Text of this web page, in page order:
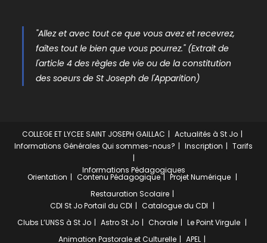
"Allez et avec tout ce que vous avez et recevrez,
faîtes tout le bien que vous pourrez." (Extrait de
l'article 4 des règles de vie ou de la constitution
des soeurs de St Joseph de l'Apparition)
COLLEGE ET LYCEE SAINT JOSEPH GAILLAC
Actualités à St Jo
Informations Générales Qui sommes-nous? Inscription Tarifs
Informations Pédagogiques
Orientation Contenu Pédagogique
Projet Numérique
Restauration Scolaire
CDI St Jo Portail du CDI
Catalogue du CDI
Clubs L’UNSS à St Jo Astro St Jo Chorale
Le Point Virgule
Animation Pastorale et Culturelle
APEL